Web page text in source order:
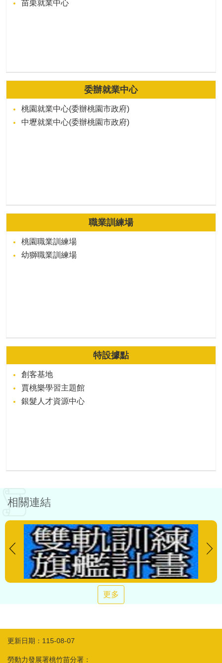
苗栗就業中心
委辦就業中心
桃園就業中心(委辦桃園市政府)
中壢就業中心(委辦桃園市政府)
職業訓練場
桃園職業訓練場
幼獅職業訓練場
特設據點
創客基地
賈桃樂學習主題館
銀髮人才資源中心
相關連結
更多
更新日期：115-08-07
勞動力發展署桃竹苗分署：